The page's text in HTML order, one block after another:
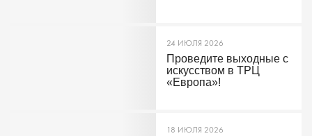
24 ИЮЛЯ 2026
Проведите выходные с
искусством в ТРЦ
«Европа»!
18 ИЮЛЯ 2026